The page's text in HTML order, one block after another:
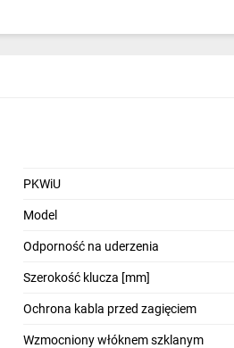
PKWiU
Model
Odporność na uderzenia
Szerokość klucza [mm]
Ochrona kabla przed zagięciem
Wzmocniony włóknem szklanym